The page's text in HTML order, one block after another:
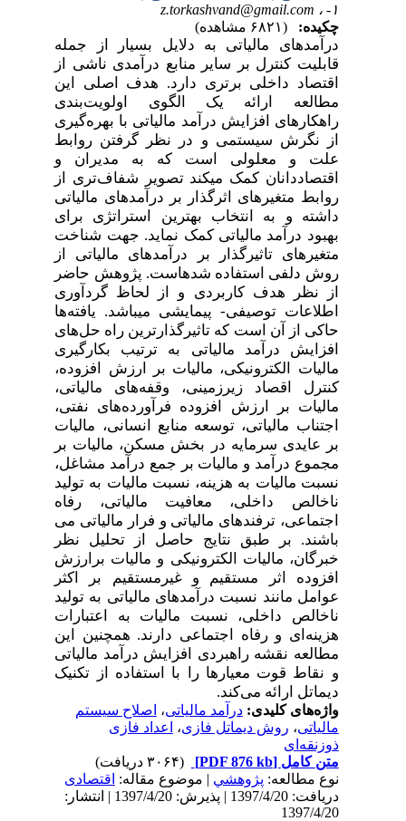
z.torkashvand@gmail.com
چکیده:
درآمدهای مالیاتی به دلایل بسیار
جمله
قابلیت کنترل بر سایر منابع درآمدی ناشی از
اقتصاد داخلی برتری دارد هدف اصلی این
مطالعه
ارائه یک الگوی اولویت‌بندی
راهکارهای افزایش درآمد مالیاتی با بهره‌گیری
از نگرش سیستمی و در نظر گرفتن روابط
علت و معلولیاست که
به مدیران و
اقتصاددانان کمک می­کند تصویر شفاف‌تری از
روابط متغیرهای اثرگذار بر درآمدهای مالیاتی
داشته و به انتخاب بهترین استراتژی برای
بهبود درآمد مالیاتی کمک نماید.جهت شناخت
متغیرهای تاثیرگذار بر درآمدهای مالیاتی از
روش دلفی استفاده شده­است. پژوهش حاضر
از نظر هدف کاربردی و از لحاظ گردآوری
اطلاعات توصیفی- پیمایشی می­باشد. یافته‌ها
حاکی از آن است که تاثیرگذارترین راه حل‌های
افزایش درآمد مالیاتی به ترتیب بکارگیری
مالیات الکترونیکی، مالیات بر ارزش افزوده،
کنترل اقصاد زیرزمینی، وقفه‌های مالیاتی،
مالیات بر ارزش افزوده فرآورده‌های نفتی،
اجتناب مالیاتی، توسعه منابع انسانی،مالیات
بر عایدی سرمایه در بخش مسکن،مالیات بر
مجموع درآمد و مالیات بر جمع درآمد مشاغل،
نسبت مالیات به هزینه،نسبت مالیات به تولید
ناخالص داخلی،
معافیت مالیاتی، رفاه
اجتماعی، ترفندهای مالیاتی و فرار مالیاتیمی
باشند.بر طبق نتایج حاصل از تحلیل نظر
خبرگان، مالیات الکترونیکی و مالیات برارزش
افزوده اثر مستقیم و غیرمستقیم بر اکثر
عوامل مانندنسبت درآمدهای مالیاتی به تولید
ناخالص داخلی،نسبت مالیات به اعتبارات
هزینه‌ای و رفاه اجتماعی دارند. همچنین این
مطالعه نقشه راهبردی افزایش درآمد مالیاتی
و نقاط قوت معیارها را با استفاده از تکنیک
دیماتل ارائه می‌کند.
واژه‌های کلیدی:درآمد مالیاتی،اصلاح سیستم
مالیاتی،روش دیماتل فازی،اعداد فازی
ذوزنقه‌ای
متن کامل[PDF 876 kb]
نوع مطالعه:پژوهشي| موضوع مقاله:اقتصادی
دریافت: 1397/4/20 | پذیرش: 1397/4/20 | انتشار:
1397/4/20